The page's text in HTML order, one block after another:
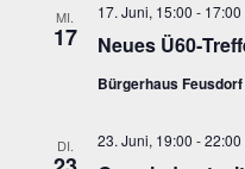
MI.
17 Neues
17. Juni, 15:00 - 17:00
Bürgerhaus Feusdorf
DI. 23. Juni, 19:00 -22:00